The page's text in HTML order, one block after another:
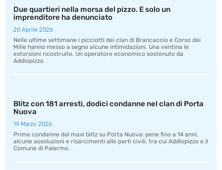
Due quartieri nella morsa del pizzo. E solo un
imprenditore ha denunciato
20 Aprile 2026
Nelle ultime settimane i picciotti dei clan di Brancaccio e Corso dei
Mille hanno messo a segno alcune intimidazioni. Una ventina le
estorsioni ricostruite. Un operatore economico sostenuto da
Addiopizzo
Blitz con 181 arresti, dodici condanne nel clan di Porta
Nuova
19 Marzo 2026
Prime condanne dal maxi blitz su Porta Nuova: pene fino a 14 anni,
alcune assoluzioni e risarcimenti alle parti civili, tra cui Addiopizzo e il
Comune di Palermo